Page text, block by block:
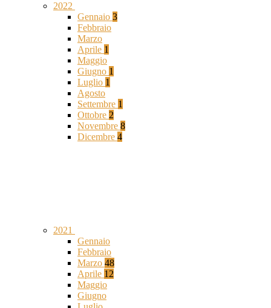
2022
Gennaio 3
Febbraio
Marzo
Aprile 1
Maggio
Giugno 1
Luglio 1
Agosto
Settembre 1
Ottobre 2
Novembre 8
Dicembre 4
2021
Gennaio
Febbraio
Marzo 48
Aprile 12
Maggio
Giugno